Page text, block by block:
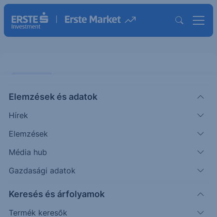
Elemzések és adatok
Hírek
Elemzések
Média hub
Gazdasági adatok
Keresés és árfolyamok
Termék keresők
felmutatva 3,66 milliárd eurós árbevételt ért el az
Infineon, enyhén felülteljesítve a 3,62 milliárdos